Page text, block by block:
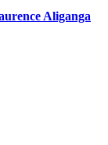
Aliganga